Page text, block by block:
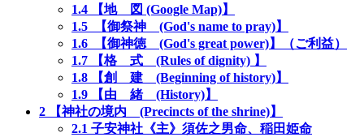
1.4 【地 図 (Google Map)】
1.5 【御祭神 (God's name to pray)】
1.6 【御神徳 (God's great power)】（ご利益）
1.7 【格 式 (Rules of dignity) 】
1.8 【創 建 (Beginning of history)】
1.9 【由 緒 (History)】
2 【神社の境内 (Precincts of the shrine)】
2.1 子安神社《主》須佐之男命、稲田姫命